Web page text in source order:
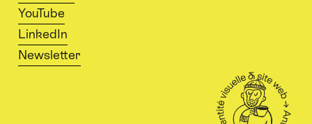
YouTube
LinkedIn
Newsletter